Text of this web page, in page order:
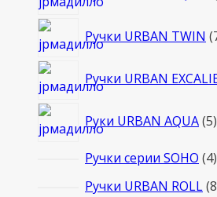
Ручки URBAN TWIN
Ручки URBAN
Руки URBAN AQUA 55
Ручки серии SOHO 44
Ручки URBAN ROLL 8